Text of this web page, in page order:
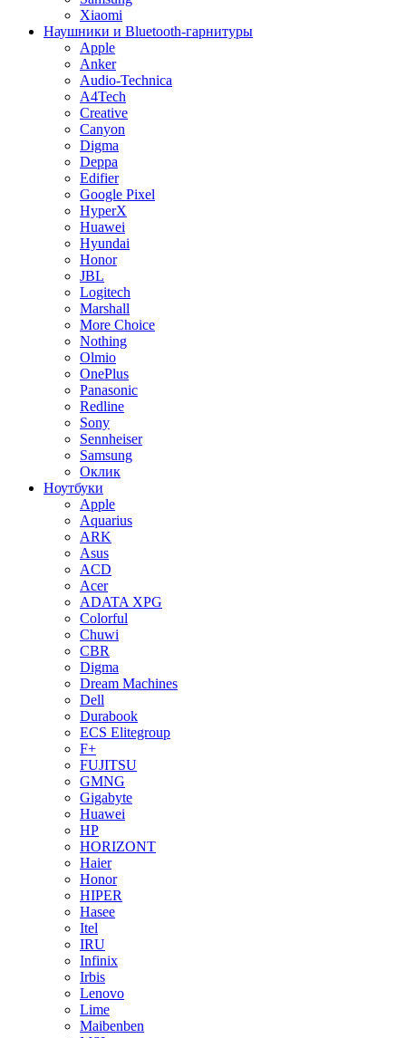
Xiaomi
Наушники и Bluetooth-гарнитуры
Apple
Anker
Audio-Technica
A4Tech
Creative
Canyon
Digma
Deppa
Edifier
Google Pixel
HyperX
Huawei
Hyundai
Honor
JBL
Logitech
Marshall
More Choice
Nothing
Olmio
OnePlus
Panasonic
Redline
Sony
Sennheiser
Samsung
Оклик
Ноутбуки
Apple
Aquarius
ARK
Asus
ACD
Acer
ADATA XPG
Colorful
Chuwi
CBR
Digma
Dream Machines
Dell
Durabook
ECS Elitegroup
F+
FUJITSU
GMNG
Gigabyte
Huawei
HP
HORIZONT
Haier
Honor
HIPER
Hasee
Itel
IRU
Infinix
Irbis
Lenovo
Lime
Maibenben